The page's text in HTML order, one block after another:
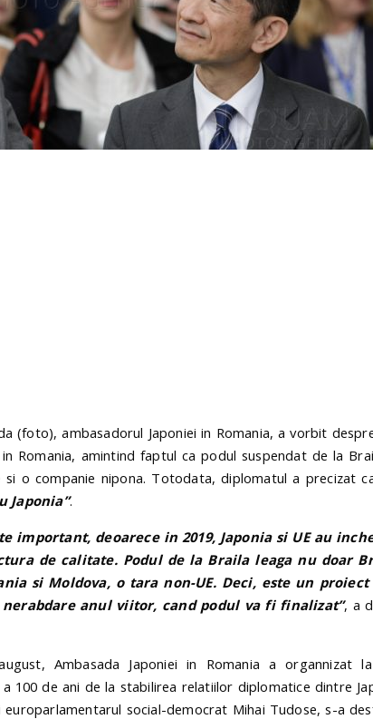
(foto), ambasadorul Japoniei in Romania, a vorbit
Romania, amintind faptul ca podul suspendat de la
o companie nipona. Totodata, diplomatul a precizat
Japonia”.
important, deoarece in 2019, Japonia si UE au
de calitate. Podul de la Braila leaga nu doar
si Moldova, o tara non-UE. Deci, este un
anul viitor, cand podul va fi finalizat”, a
Ambasada Japoniei in Romania a organnizat
100 de ani de la stabilirea relatiilor diplomatice dintre
social-democrat Mihai Tudose, s-a